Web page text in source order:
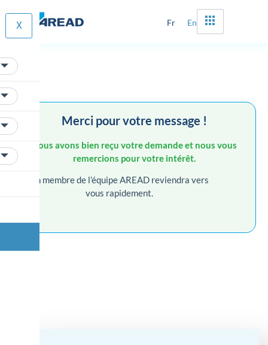
Fr En
X
Merci pour votre message !
Nous avons bien reçu votre demande et nous vous
remercions pour votre intérêt.
Un membre de l’équipe AREAD reviendra vers
vous rapidement.